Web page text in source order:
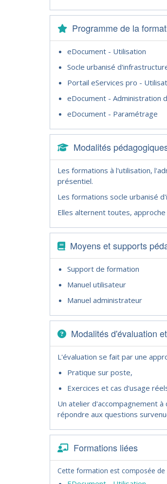
Programme de la
eDocument - Utilisation
Socle urbanisé
Portail eServices pro -
eDocument - Administration
eDocument - Paramétrage
Modalités
Les formations à l'utilisation,
présentiel.
Les formations socle urbanisé
Elles alternent toutes,
Moyens et supports
Support de formation
Manuel utilisateur
Manuel administrateur
Modalités d'évaluation
L'évaluation se fait par une
Pratique sur poste,
Exercices et cas d'usage
Un atelier d'accompagnement
répondre aux questions
Formations liées
Cette formation est composée